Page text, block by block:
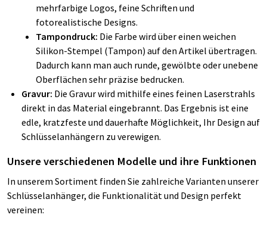
mehrfarbige Logos, feine Schriften und
fotorealistische Designs.
Tampondruck: Die Farbe wird über einen weichen
Silikon-Stempel (Tampon) auf den Artikel übertragen.
Dadurch kann man auch runde, gewölbte oder unebene
Oberflächen sehr präzise bedrucken.
Gravur: Die Gravur wird mithilfe eines feinen Laserstrahls
direkt in das Material eingebrannt. Das Ergebnis ist eine
edle, kratzfeste und dauerhafte Möglichkeit, Ihr Design auf
Schlüsselanhängern zu verewigen.
Unsere verschiedenen Modelle und ihre Funktionen
In unserem Sortiment finden Sie zahlreiche Varianten unserer
Schlüsselanhänger, die Funktionalität und Design perfekt
vereinen: